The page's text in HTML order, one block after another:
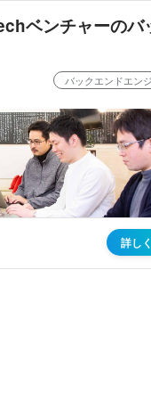
ベンチャーのバ
バックエンドエン
詳し